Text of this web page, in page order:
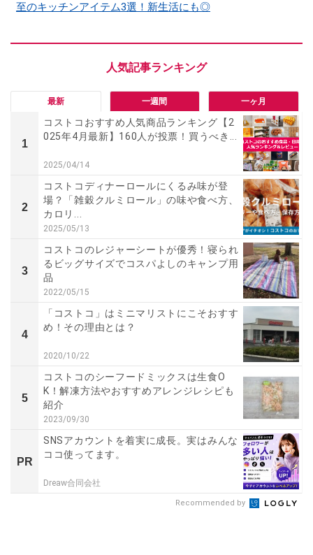
至のキッチンアイテム3選！新生活にも◎
最新 一週間 一ヶ月
1
コストコおすすめ人気商品ランキング【2
025年4月最新】160人が投票！買うべき...
2025/04/14
2
コストコディナーロールにくるみ味が登
場？「雑穀クルミロール」の味や食べ方、
カロリ...
2025/05/13
3
コストコのレジャーシートが優秀！寝られ
るビッグサイズでコスパよしのキャンプ用
品
2022/05/15
4
「コストコ」はミニマリストにこそおすす
め！その理由とは？
2020/10/22
5
コストコのシーフードミックスは生食O
K！解凍方法やおすすめアレンジレシピも
紹介
2023/09/30
PR
SNSアカウントを着実に成長。実はみんな
ココ使ってます。
Dreaw合同会社
Recommended by